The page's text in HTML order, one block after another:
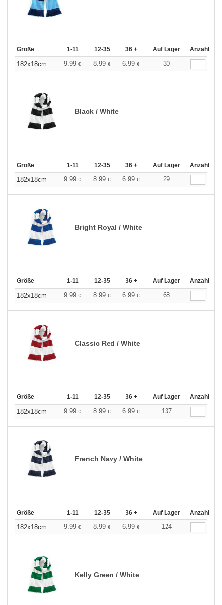
Größe 1-11 12-35 36 + Auf Lager Anzahl
182x18cm 9.99 € 8.99 € 6.99 € 30
Black / White
Größe 1-11 12-35 36 + Auf Lager Anzahl
182x18cm 9.99 € 8.99 € 6.99 € 29
Bright Royal / White
Größe 1-11 12-35 36 + Auf Lager Anzahl
182x18cm 9.99 € 8.99 € 6.99 € 68
Classic Red / White
Größe 1-11 12-35 36 + Auf Lager Anzahl
182x18cm 9.99 € 8.99 € 6.99 € 137
French Navy / White
Größe 1-11 12-35 36 + Auf Lager Anzahl
182x18cm 9.99 € 8.99 € 6.99 € 124
Kelly Green / White